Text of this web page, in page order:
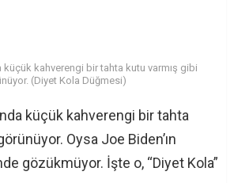
küçük kahverengi bir tahta kutu varmış gibi
(Diyet Kola Düğmesi)
küçük kahverengi bir tahta
Oysa Joe Biden’ın
gözükmüyor. İşte o, “Diyet Kola”